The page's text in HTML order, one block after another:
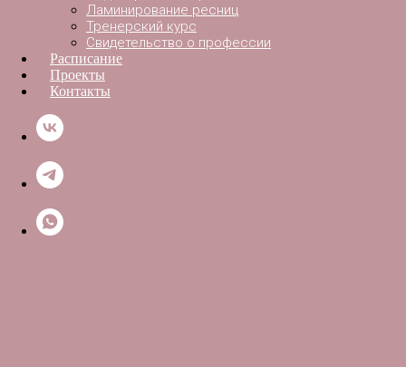
Ламинирование ресниц
Тренерский курс
Свидетельство о профессии
Расписание
Проекты
Контакты